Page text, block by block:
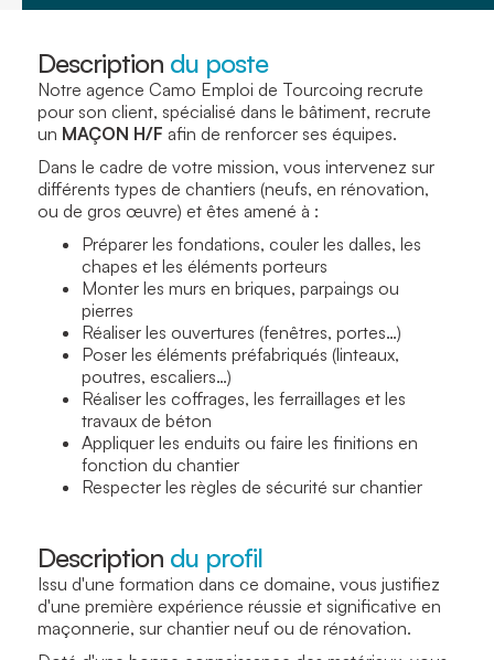
Description du poste
Notre agence Camo Emploi de Tourcoing recrute
pour son client, spécialisé dans le bâtiment, recrute
un MAÇON H/F afin de renforcer ses équipes.
Dans le cadre de votre mission, vous intervenez sur
différents types de chantiers (neufs, en rénovation,
ou de gros œuvre) et êtes amené à :
Préparer les fondations, couler les dalles, les
chapes et les éléments porteurs
Monter les murs en briques, parpaings ou
pierres
Réaliser les ouvertures (fenêtres, portes…)
Poser les éléments préfabriqués (linteaux,
poutres, escaliers…)
Réaliser les coffrages, les ferraillages et les
travaux de béton
Appliquer les enduits ou faire les finitions en
fonction du chantier
Respecter les règles de sécurité sur chantier
Description du profil
Issu d'une formation dans ce domaine, vous justifiez
d'une première expérience réussie et significative en
maçonnerie, sur chantier neuf ou de rénovation.